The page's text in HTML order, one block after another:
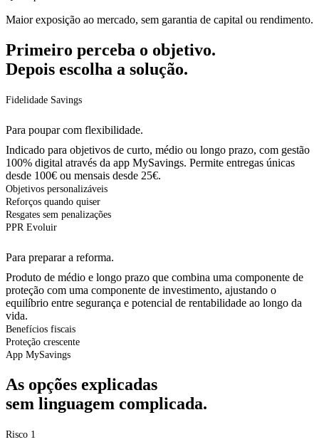
Maior exposição ao mercado, sem garantia de capital ou rendimento.
Primeiro perceba o objetivo.
Depois escolha a solução.
Fidelidade Savings
Para poupar com flexibilidade.
Indicado para objetivos de curto, médio ou longo prazo, com gestão
100% digital através da app MySavings. Permite entregas únicas
desde 100€ ou mensais desde 25€.
Objetivos personalizáveis
Reforços quando quiser
Resgates sem penalizações
PPR Evoluir
Para preparar a reforma.
Produto de médio e longo prazo que combina uma componente de
proteção com uma componente de investimento, ajustando o
equilíbrio entre segurança e potencial de rentabilidade ao longo da
vida.
Benefícios fiscais
Proteção crescente
App MySavings
As opções explicadas
sem linguagem complicada.
Risco 1